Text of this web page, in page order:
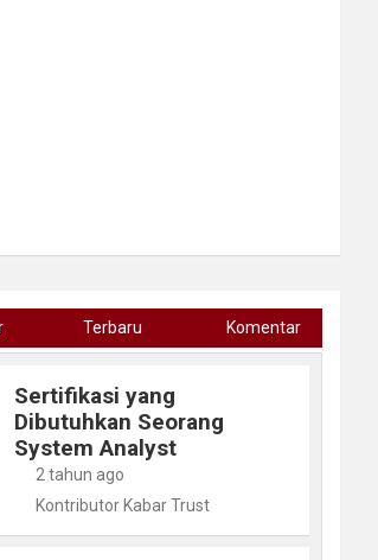
Terbaru Komentar
Sertifikasi yang
Dibutuhkan Seorang
System Analyst
2 tahun ago
Kontributor Kabar Trust